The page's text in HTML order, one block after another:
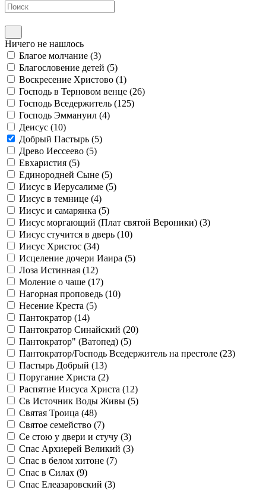
Ничего не нашлось
Благое молчание (3)
Благословение детей (5)
Воскресение Христово (1)
Господь в Терновом венце (26)
Господь Вседержитель (125)
Господь Эммануил (4)
Деисус (10)
Добрый Пастырь (5)
Древо Иессеево (5)
Евхаристия (5)
Единородней Сыне (5)
Иисус в Иерусалиме (5)
Иисус в темнице (4)
Иисус и самарянка (5)
Иисус моргающий (Плат святой Вероники) (3)
Иисус стучится в дверь (10)
Иисус Христос (34)
Исцеление дочери Иаира (5)
Лоза Истинная (12)
Моление о чаше (17)
Нагорная проповедь (10)
Несение Креста (5)
Пантократор (14)
Пантократор Синайский (20)
Пантократор" (Ватопед) (5)
Пантократор/Господь Вседержитель на престоле (23)
Пастырь Добрый (13)
Поругание Христа (2)
Распятие Иисуса Христа (12)
Св Источник Воды Живы (5)
Святая Троица (48)
Святое семейство (7)
Се стою у двери и стучу (3)
Спас Архиерей Великий (3)
Спас в белом хитоне (7)
Спас в Силах (9)
Спас Елеазаровский (3)